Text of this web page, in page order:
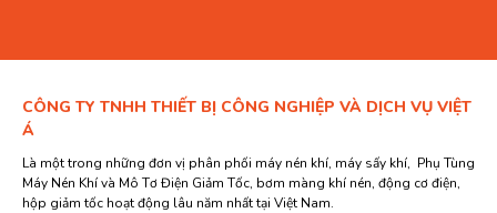
CÔNG TY TNHH THIẾT BỊ CÔNG NGHIỆP VÀ DỊCH VỤ VIỆT
Á
Là một trong những đơn vị phân phối máy nén khí, máy sấy khí, Phụ Tùng
Máy Nén Khí và Mô Tơ Điện Giảm Tốc, bơm màng khí nén, động cơ điện,
hộp giảm tốc hoạt động lâu năm nhất tại Việt Nam.